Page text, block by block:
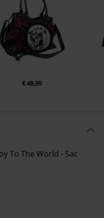
€ 48,99
To The World - Sac